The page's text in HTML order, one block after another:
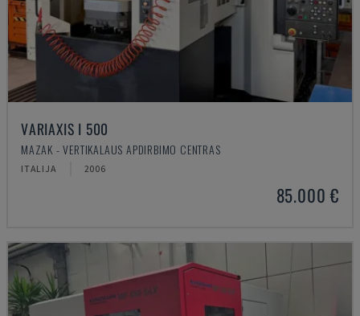
VARIAXIS I 500
MAZAK - VERTIKALAUS APDIRBIMO CENTRAS
ITALIJA 2006
85.000 €